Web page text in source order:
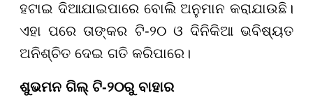
ହଟାଇ ଦିଆଯାଇପାରେ ବୋଲି ଅନୁମାନ କରାଯାଉଛି।
ଏହା ପରେ ତାଙ୍କର ଟି-୨୦ ଓ ଦିନିକିଆ ଭବିଷ୍ୟତ
ଅନିଶ୍ଚିତ ଦେଇ ଗତି କରିପାରେ।
ଶୁଭମନ ଗିଲ୍ ଟି-୨୦ରୁ ବାହାର